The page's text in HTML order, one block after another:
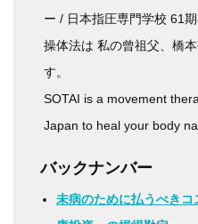
ー / 日本指圧専門学校 61
操体法は 私の曾祖父、橋
す。
SOTAI is a movement
Japan to heal your body
バックナンバー
未病のために払うべき